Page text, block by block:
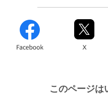
このページは